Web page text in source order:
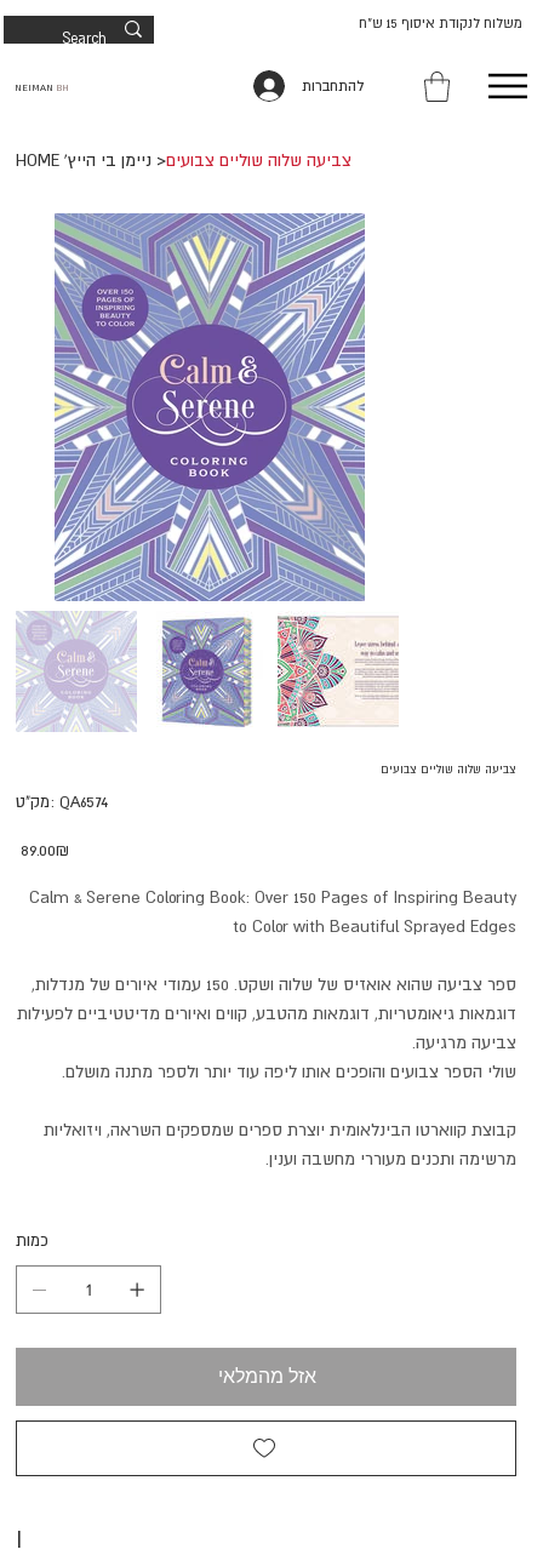
להתחברות NEIMAN BH
משלוח לנקודת איסוף 15 ש"ח
HOME 'ניימן בי הייץ >צביעה שלוה שוליים צבועים
צביעה שלוה שוליים צבועים
מק"ט: QA6574
QA6574
‏89.00 ‏₪
Calm & Serene Coloring Book: Over 150 Pages of Inspiring Beauty
to Color with Beautiful Sprayed Edges
ספר צביעה שהוא אואזיס של שלוה ושקט. 150 עמודי איורים של מנדלות,
דוגמאות גיאומטריות, דוגמאות מהטבע, קווים ואיורים מדיטטיביים לפעילות
צביעה מרגיעה.
שולי הספר צבועים והופכים אותו ליפה עוד יותר ולספר מתנה מושלם.
קבוצת קווארטו הבינלאומית יוצרת ספרים שמספקים השראה, ויזואליות
מרשימה ותכנים מעוררי מחשבה וענין.
כמות
אזל מהמלאי
I